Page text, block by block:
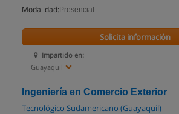
Modalidad: Presencial
Impartido en:
Guayaquil
Solicita información
Ingeniería en Comercio Exterior
Tecnológico Sudamericano (Guayaquil)